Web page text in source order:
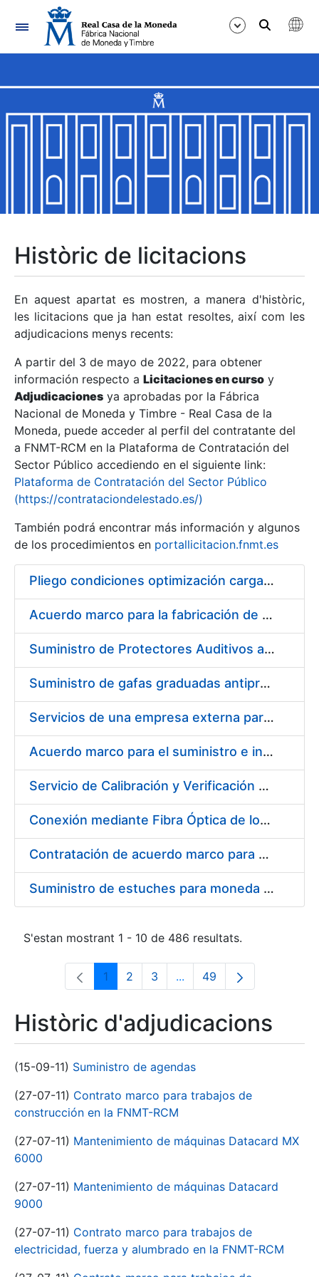
Navegació
Mostra/Amaga
Mostra/Amaga
Mostra/Amaga
Mostra/Amaga
Mostra/Amaga
Mostra/Amaga
Històric de licitacions
En aquest apartat es mostren, a manera d'històric,
les licitacions que ja han estat resoltes, així com les
adjudicacions menys recents:
A partir del 3 de mayo de 2022, para obtener
información respecto a Licitaciones en curso y
Adjudicaciones ya aprobadas por la Fábrica
Nacional de Moneda y Timbre - Real Casa de la
Moneda, puede acceder al perfil del contratante del
a FNMT-RCM en la Plataforma de Contratación del
Sector Público accediendo en el siguiente link:
Plataforma de Contratación del Sector Público
(https://contrataciondelestado.es/)
También podrá encontrar más información y algunos
de los procedimientos en portallicitacion.fnmt.es
Pliego condiciones optimización cargas compras firmado
Acuerdo marco para la fabricación de piezas
Suministro de Protectores Auditivos a medida para las personas trabajadoras de los Centros de Trabajo de Madrid y Burgos
Suministro de gafas graduadas antiproyecciones para los trabajadores de la FNMT-RCM en los centros de trabajo de Madrid y Burgos
Servicios de una empresa externa para el asesoramiento y resolución de los recursos de alzada que se presentan relacionados con procesos de selección para la FNMT-RCM
Acuerdo marco para el suministro e instalación de persianas, estores y otros complementos
Servicio de Calibración y Verificación Externa de los Equipos de Medición del Servicio de Prevención de la FNMT-RCM
Conexión mediante Fibra Óptica de los Centros de Proceso de Datos (CPDs) de las sedes de la FNMT-RCM de Burgos y Madrid
Contratación de acuerdo marco para el Suministro de Material de Electricidad para la Fábrica Nacional de Moneda y Timbre-Real Casa de la Moneda en su centro de trabajo de Burgos
Suministro de estuches para moneda de 30 €
S'estan mostrant 1 - 10 de 486 resultats.
Pàgina
1 Pàgina
2 Pàgina
3 ...Pàgines intermèdies
Pàgina
49
Històric d'adjudicacions
(15-09-11) Suministro de agendas
(27-07-11) Contrato marco para trabajos de
construcción en la FNMT-RCM
(27-07-11) Mantenimiento de máquinas Datacard MX
6000
(27-07-11) Mantenimiento de máquinas Datacard
9000
(27-07-11) Contrato marco para trabajos de
electricidad, fuerza y alumbrado en la FNMT-RCM